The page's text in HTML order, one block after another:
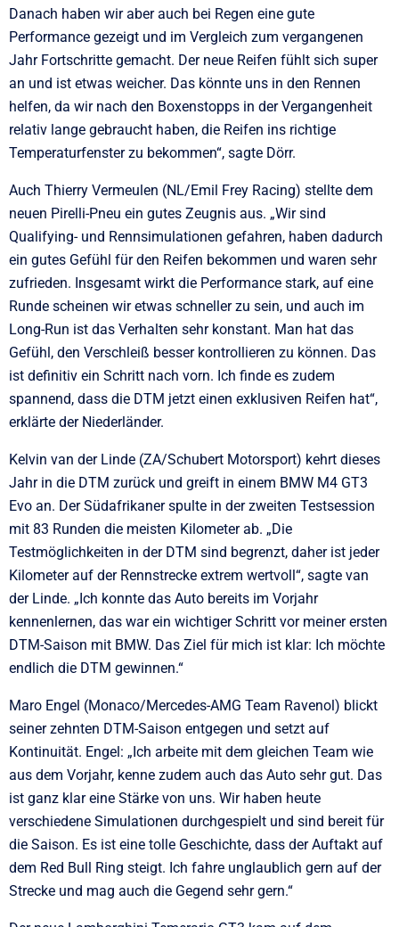
Danach haben wir aber auch bei Regen eine gute
Performance gezeigt und im Vergleich zum vergangenen
Jahr Fortschritte gemacht. Der neue Reifen fühlt sich super
an und ist etwas weicher. Das könnte uns in den Rennen
helfen, da wir nach den Boxenstopps in der Vergangenheit
relativ lange gebraucht haben, die Reifen ins richtige
Temperaturfenster zu bekommen“, sagte Dörr.
Auch Thierry Vermeulen (NL/Emil Frey Racing) stellte dem
neuen Pirelli-Pneu ein gutes Zeugnis aus. „Wir sind
Qualifying- und Rennsimulationen gefahren, haben dadurch
ein gutes Gefühl für den Reifen bekommen und waren sehr
zufrieden. Insgesamt wirkt die Performance stark, auf eine
Runde scheinen wir etwas schneller zu sein, und auch im
Long-Run ist das Verhalten sehr konstant. Man hat das
Gefühl, den Verschleiß besser kontrollieren zu können. Das
ist definitiv ein Schritt nach vorn. Ich finde es zudem
spannend, dass die DTM jetzt einen exklusiven Reifen hat“,
erklärte der Niederländer.
Kelvin van der Linde (ZA/Schubert Motorsport) kehrt dieses
Jahr in die DTM zurück und greift in einem BMW M4 GT3
Evo an. Der Südafrikaner spulte in der zweiten Testsession
mit 83 Runden die meisten Kilometer ab. „Die
Testmöglichkeiten in der DTM sind begrenzt, daher ist jeder
Kilometer auf der Rennstrecke extrem wertvoll“, sagte van
der Linde. „Ich konnte das Auto bereits im Vorjahr
kennenlernen, das war ein wichtiger Schritt vor meiner ersten
DTM-Saison mit BMW. Das Ziel für mich ist klar: Ich möchte
endlich die DTM gewinnen.“
Maro Engel (Monaco/Mercedes-AMG Team Ravenol) blickt
seiner zehnten DTM-Saison entgegen und setzt auf
Kontinuität. Engel: „Ich arbeite mit dem gleichen Team wie
aus dem Vorjahr, kenne zudem auch das Auto sehr gut. Das
ist ganz klar eine Stärke von uns. Wir haben heute
verschiedene Simulationen durchgespielt und sind bereit für
die Saison. Es ist eine tolle Geschichte, dass der Auftakt auf
dem Red Bull Ring steigt. Ich fahre unglaublich gern auf der
Strecke und mag auch die Gegend sehr gern.“